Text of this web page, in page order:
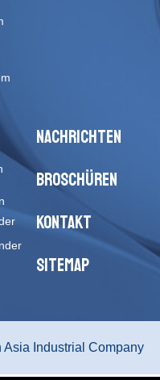
NACHRICHTEN
BROSCHÜREN
KONTAKT
SITEMAP
Industrial Company